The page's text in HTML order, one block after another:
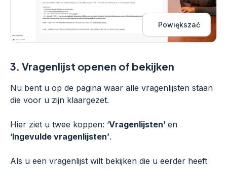
Powiększać
3. Vragenlijst openen of bekijken
Nu bent u op de pagina waar alle vragenlijsten staan
die voor u zijn klaargezet.
Hier ziet u twee koppen: ‘Vragenlijsten’ en
‘Ingevulde vragenlijsten’.
Als u een vragenlijst wilt bekijken die u eerder heeft